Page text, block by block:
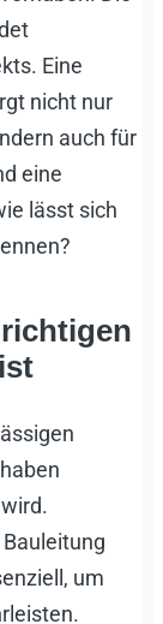
Eine
nicht nur
auch für
eine
lässt sich
um